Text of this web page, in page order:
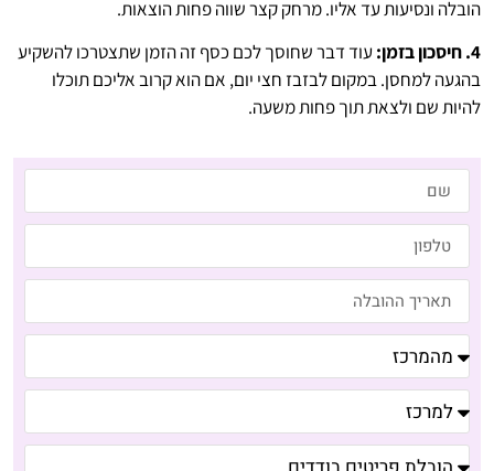
הובלה ונסיעות עד אליו. מרחק קצר שווה פחות הוצאות.
4. חיסכון בזמן:
עוד דבר שחוסך לכם כסף זה הזמן שתצטרכו להשקיע
בהגעה למחסן. במקום לבזבז חצי יום, אם הוא קרוב אליכם תוכלו
להיות שם ולצאת תוך פחות משעה.